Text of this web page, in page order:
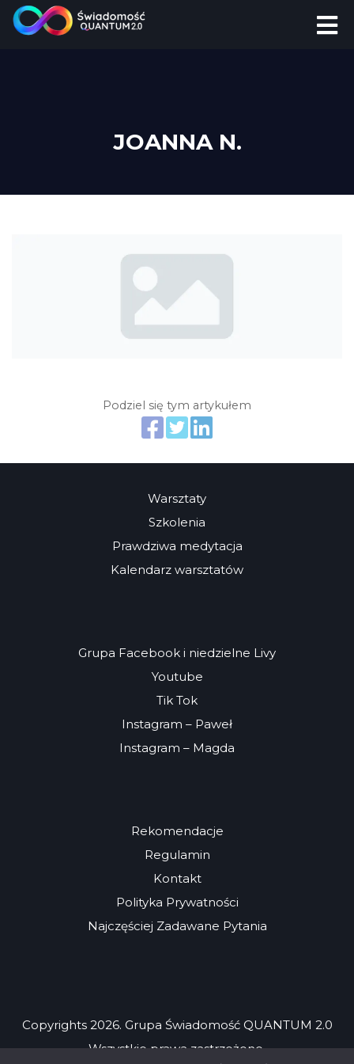
JOANNA N.
Podziel się tym artykułem
Warsztaty
Szkolenia
Prawdziwa medytacja
Kalendarz warsztatów
Grupa Facebook i niedzielne Livy
Youtube
Tik Tok
Instagram – Paweł
Instagram – Magda
Rekomendacje
Regulamin
Kontakt
Polityka Prywatności
Najczęściej Zadawane Pytania
Copyrights 2026. Grupa Świadomość QUANTUM 2.0
Wszystkie prawa zastrzeżone.